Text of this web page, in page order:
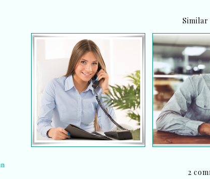
Similar
Etika menjawab panggilan
telefon
Semangat
2